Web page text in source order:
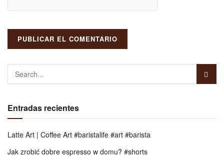
Entradas recientes
Latte Art | Coffee Art #baristalife #art #barista
Jak zrobić dobre espresso w domu? #shorts